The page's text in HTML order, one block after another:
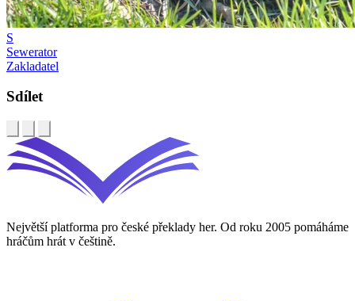
S
Sewerator
Zakladatel
Sdílet
Největší platforma pro české překlady her. Od roku 2005 pomáháme
hráčům hrát v češtině.